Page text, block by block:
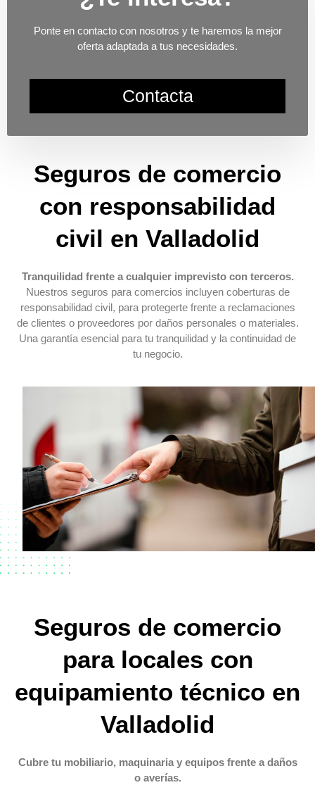
Ponte en contacto con nosotros y te haremos la mejor
oferta adaptada a tus necesidades.
Contacta
Seguros de comercio
con responsabilidad
civil en Valladolid
Tranquilidad frente a cualquier imprevisto con terceros.
Nuestros seguros para comercios incluyen coberturas de
responsabilidad civil, para protegerte frente a reclamaciones
de clientes o proveedores por daños personales o materiales.
Una garantía esencial para tu tranquilidad y la continuidad de
tu negocio.
Seguros de comercio
para locales con
equipamiento técnico en
Valladolid
Cubre tu mobiliario, maquinaria y equipos frente a daños
o averías.